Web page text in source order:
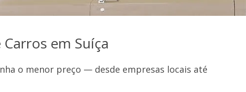
em Suíça
o menor preço — desde empresas locais até